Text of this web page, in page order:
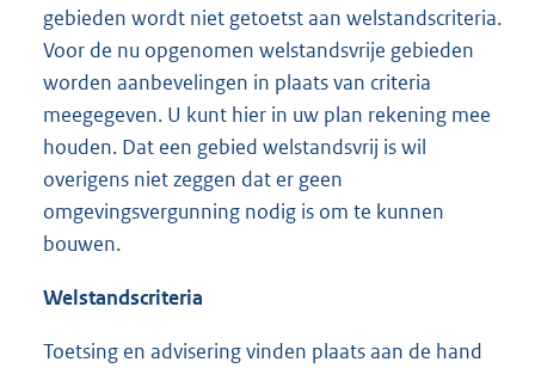
gebieden wordt niet getoetst aan welstandscriteria.
Voor de nu opgenomen welstandsvrije gebieden
worden aanbevelingen in plaats van criteria
meegegeven. U kunt hier in uw plan rekening mee
houden. Dat een gebied welstandsvrij is wil
overigens niet zeggen dat er geen
omgevingsvergunning nodig is om te kunnen
bouwen.
Welstandscriteria
Toetsing en advisering vinden plaats aan de hand